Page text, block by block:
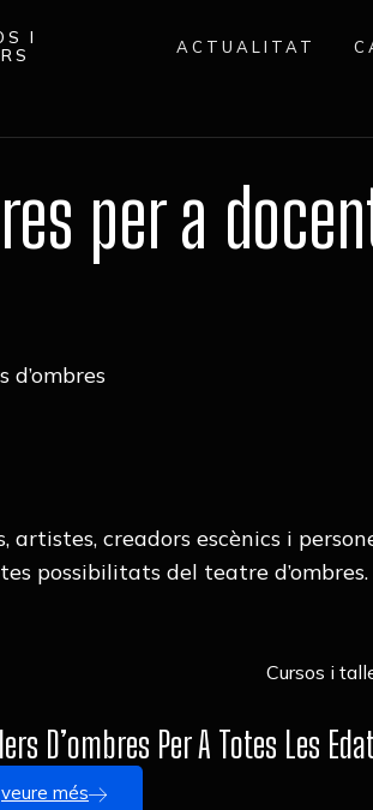
I
ACTUALITAT
per a
d’ombres
creadors escènics i
possibilitats del teatre d’ombres.
D’ombres Per A Totes Les
veure més